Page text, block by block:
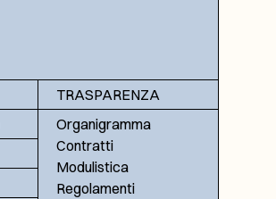
TRASPARENZA
Organigramma
Contratti
Modulistica
Regolamenti